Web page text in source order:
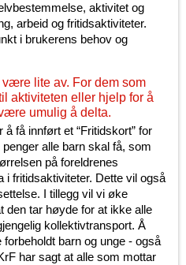
aktivitet og
arbeid og fritidsaktiviteter.
i brukerens behov og
lite av. For dem som
aktiviteten eller hjelp for å
umulig å delta.
få innført et “Fritidskort” for
alle barn skal få, som
på foreldrenes
i fritidsaktiviteter. Dette vil også
I tillegg vil vi øke
den tar høyde for at ikke alle
kollektivtransport. Å
barn og unge - også
har sagt at alle som mottar